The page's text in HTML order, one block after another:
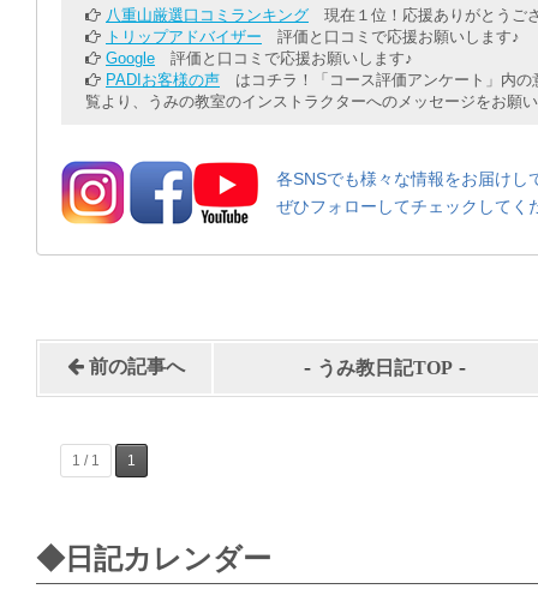
八重山厳選口コミランキング 現在１位！応援ありがとうご
トリップアドバイザー 評価と口コミで応援お願いします♪
Google 評価と口コミで応援お願いします♪
PADIお客様の声 はコチラ！「コース評価アンケート」内の
覧より、うみの教室のインストラクターへのメッセージをお願
各SNSでも様々な情報をお届けし
ぜひフォローしてチェックしてく
前の記事へ - うみ教日記TOP -
1 / 1 1
◆日記カレンダー